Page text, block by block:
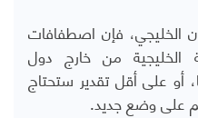
فإن اصطفافات
الخليجية من خارج دول
أو على أقل تقدير ستحتاج
على وضع جديد.